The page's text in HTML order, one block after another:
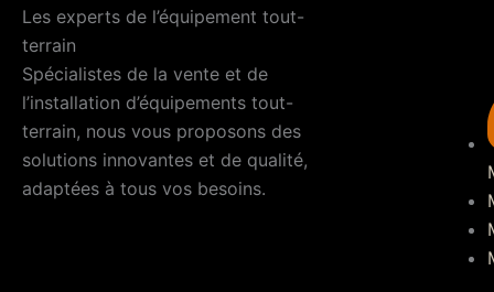
Les experts de l’équipement tout-
terrain
Spécialistes de la vente et de
l’installation d’équipements tout-
terrain, nous vous proposons des
solutions innovantes et de qualité,
adaptées à tous vos besoins.